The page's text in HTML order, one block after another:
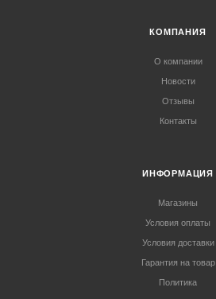
КОМПАНИЯ
О компании
Новости
Отзывы
Контакты
ИНФОРМАЦИЯ
Магазины
Условия оплаты
Условия доставки
Гарантия на товар
Политика